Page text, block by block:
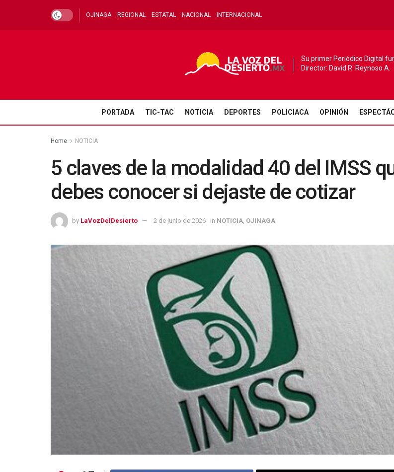
OJINAGA REGIONAL ESTATAL NACIONAL INTERNACIONAL
Su primer Periódico Digital
Director: David R. Reynoso A.
PORTADA TIC-TAC NOTICIA DEPORTES POLICIACA OPINIÓN
Home NOTICIA
5 claves de la modalidad 40 del IMSS
debes conocer si dejaste de cotizar
by LaVozDelDesierto 2 de junio de 2026 in NOTICIA OJINAGA